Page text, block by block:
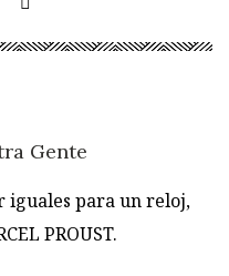
Gente
iguales para un reloj,
PROUST.